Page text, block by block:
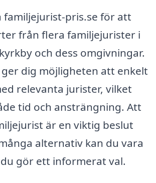
familjejurist-pris.se för att
från flera familjejurister i
och dess omgivningar.
dig möjligheten att enkelt
relevanta jurister, vilket
tid och ansträngning. Att
är en viktig beslut
alternativ kan du vara
gör ett informerat val.